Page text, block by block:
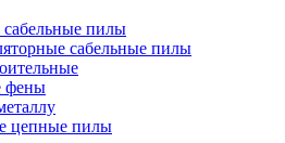
сабельные пилы
сабельные пилы
фены
цепные пилы